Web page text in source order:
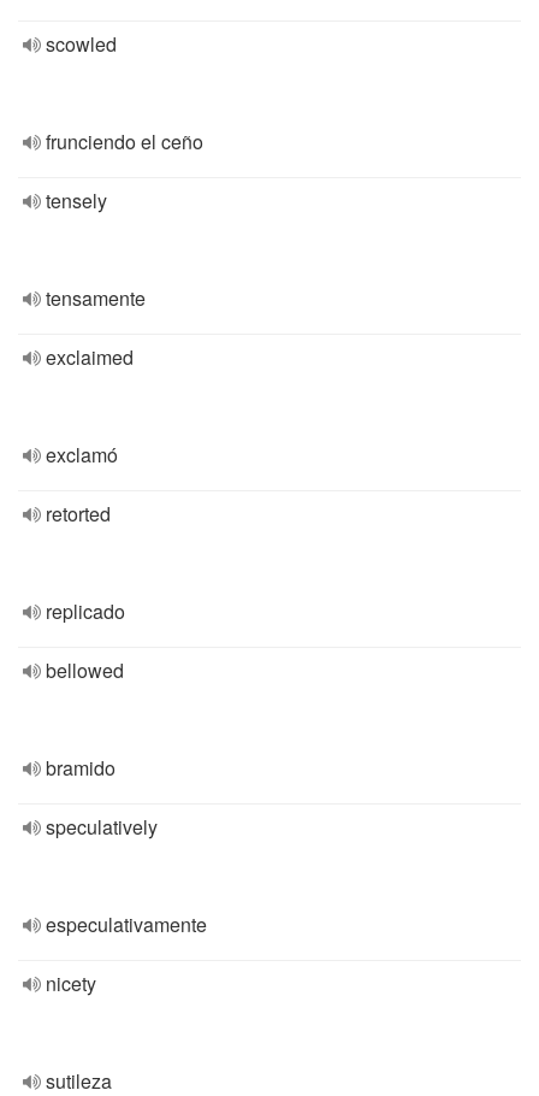
scowled
frunciendo el ceño
tensely
tensamente
exclaimed
exclamó
retorted
replicado
bellowed
bramido
speculatively
especulativamente
nicety
sutileza